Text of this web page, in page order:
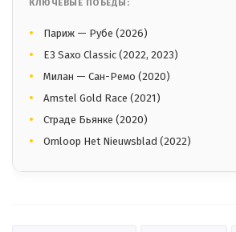
КЛЮЧЕВЫЕ ПОБЕДЫ:
Париж — Рубе (2026)
E3 Saxo Classic (2022, 2023)
Милан — Сан-Ремо (2020)
Amstel Gold Race (2021)
Страде Бьянке (2020)
Omloop Het Nieuwsblad (2022)